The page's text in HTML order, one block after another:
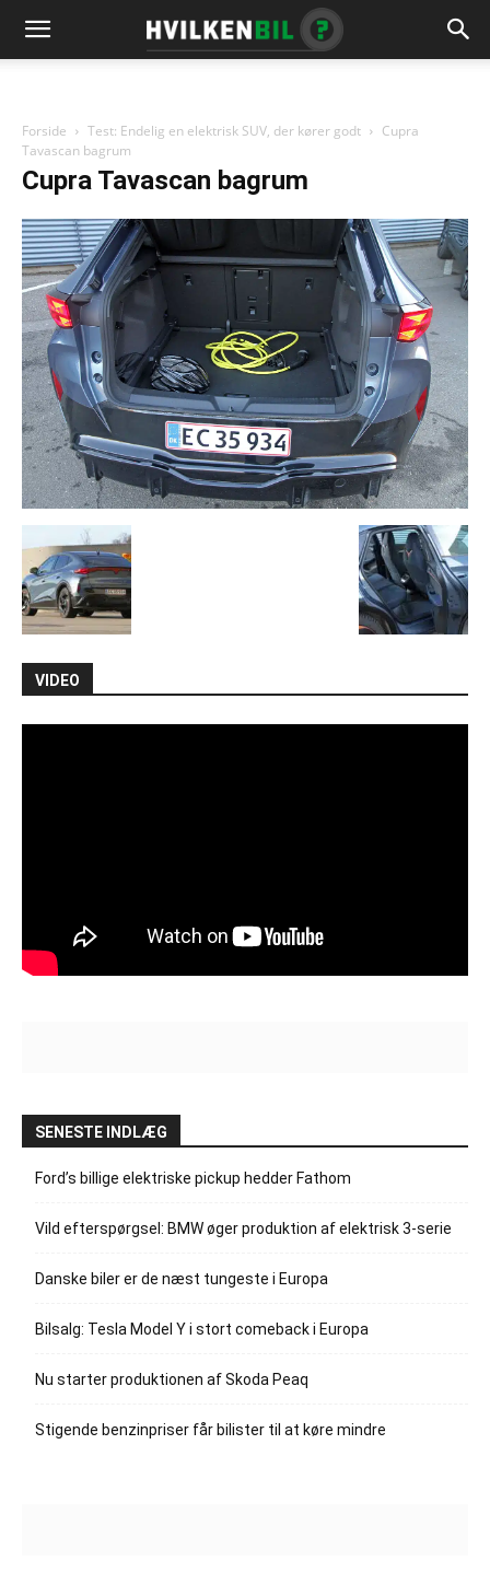
Forside Test: Endelig en elektrisk SUV, der kører godt
Cupra
Tavascan bagrum
Cupra Tavascan bagrum
VIDEO
SENESTE INDLÆG
Ford’s billige elektriske pickup hedder Fathom
Vild efterspørgsel: BMW øger produktion af elektrisk 3-serie
Danske biler er de næst tungeste i Europa
Bilsalg: Tesla Model Y i stort comeback i Europa
Nu starter produktionen af Skoda Peaq
Stigende benzinpriser får bilister til at køre mindre